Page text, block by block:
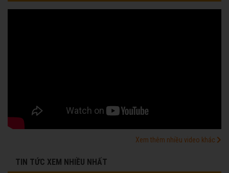
Xem thêm nhiều video khác
TIN TỨC XEM NHIỀU NHẤT